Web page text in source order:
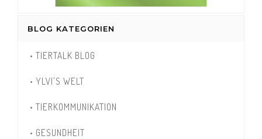
BLOG KATEGORIEN
• TIERTALK BLOG
• YLVI'S WELT
• TIERKOMMUNIKATION
• GESUNDHEIT